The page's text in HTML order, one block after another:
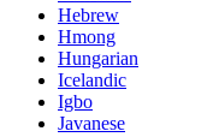
Hebrew
Hmong
Hungarian
Icelandic
Igbo
Javanese